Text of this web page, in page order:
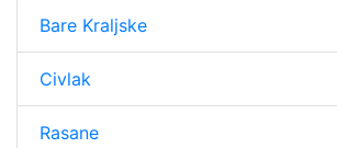
Bare Kraljske
Civlak
Rasane